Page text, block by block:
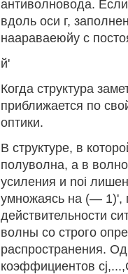
антиволновода.
вдоль оси г,
наараваеюйу с
й'
Когда структура
приближается по
оптики.
В структуре, в
полуволна, а в
усиления и noi
умножаясь на (— 1)',
действительности
волны со строго
распространения.
коэффициентов